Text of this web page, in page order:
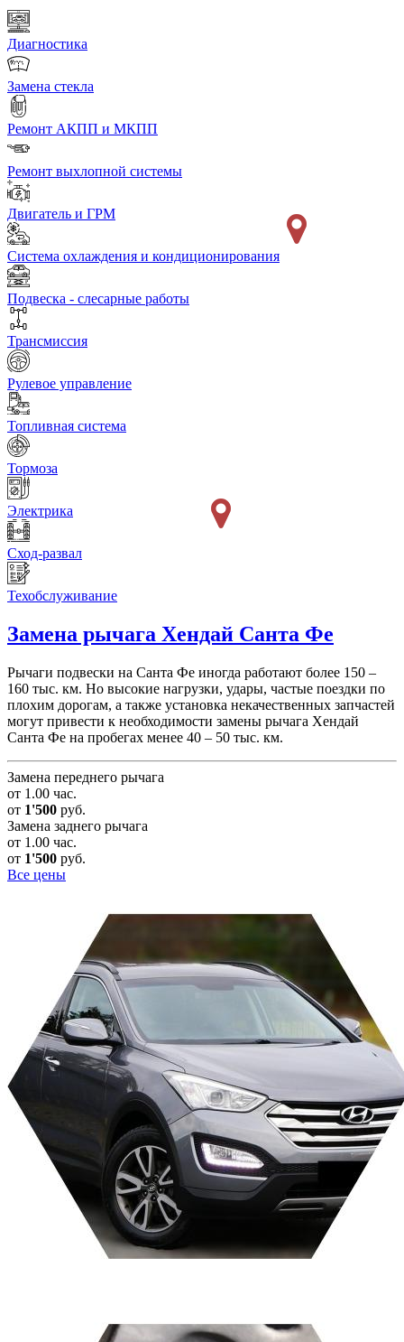
Диагностика
Замена стекла
Ремонт АКПП и МКПП
Ремонт выхлопной системы
Двигатель и ГРМ
Система охлаждения и кондиционирования
Подвеска - слесарные работы
Трансмиссия
Рулевое управление
Топливная система
Тормоза
Электрика
Сход-развал
Техобслуживание
Замена рычага Хендай Санта Фе
Рычаги подвески на Санта Фе иногда работают более 150 –
160 тыс. км. Но высокие нагрузки, удары, частые поездки по
плохим дорогам, а также установка некачественных запчастей
могут привести к необходимости замены рычага Хендай
Санта Фе на пробегах менее 40 – 50 тыс. км.
Замена переднего рычага
от 1.00 час.
от 1'500 руб.
Замена заднего рычага
от 1.00 час.
от 1'500 руб.
Все цены